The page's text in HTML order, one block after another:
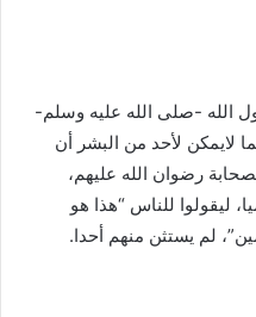
الله -صلى الله عليه وسلم-
لايمكن لأحد من البشر أن
رضوان الله عليهم،
ليقولوا للناس “هذا هو
لم يستثن منهم أحدا.